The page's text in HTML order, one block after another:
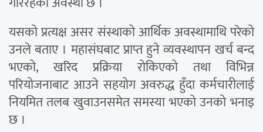
यसको प्रत्यक्ष असर संस्थाको आर्थिक अवस्थामाथि परेको
उनले बताए । महासंघबाट प्राप्त हुने व्यवस्थापन खर्च बन्द
भएको, खरिद प्रक्रिया रोकिएको तथा विभिन्न
परियोजनाबाट आउने सहयोग अवरुद्ध हुँदा कर्मचारीलाई
नियमित तलब खुवाउनसमेत समस्या भएको उनको भनाइ
छ ।